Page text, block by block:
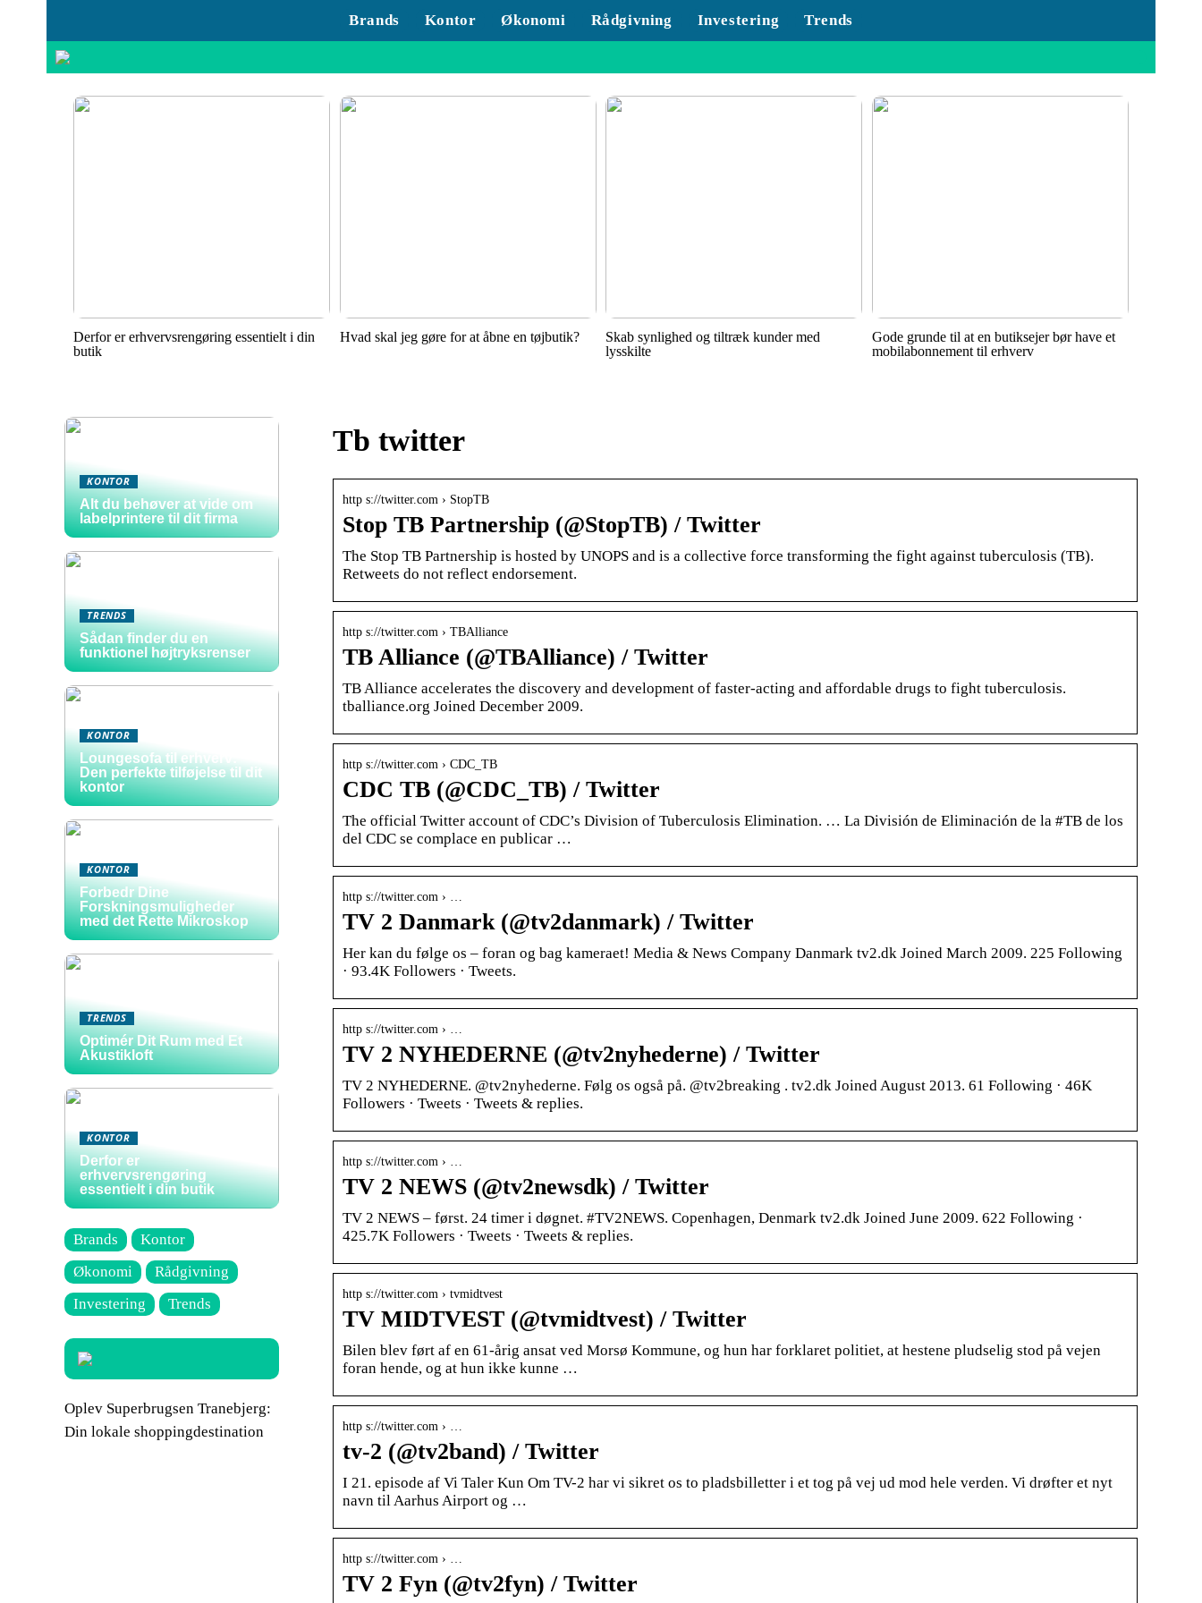
Brands Kontor Økonomi Rådgivning Investering Trends
Derfor er erhvervsrengøring essentielt i din
butik
Hvad skal jeg gøre for at åbne en tøjbutik?
Skab synlighed og tiltræk kunder med
lysskilte
Gode grunde til at en butiksejer bør have et
mobilabonnement til erhverv
Tb twitter
http s://twitter.com › StopTB
Stop TB Partnership (@StopTB) / Twitter
The Stop TB Partnership is hosted by UNOPS and is a collective force transforming the fight against tuberculosis (TB).
Retweets do not reflect endorsement.
http s://twitter.com › TBAlliance
TB Alliance (@TBAlliance) / Twitter
TB Alliance accelerates the discovery and development of faster-acting and affordable drugs to fight tuberculosis.
tballiance.org Joined December 2009.
http s://twitter.com › CDC_TB
CDC TB (@CDC_TB) / Twitter
The official Twitter account of CDC’s Division of Tuberculosis Elimination. … La División de Eliminación de la #TB de los
del CDC se complace en publicar …
http s://twitter.com › …
TV 2 Danmark (@tv2danmark) / Twitter
Her kan du følge os – foran og bag kameraet! Media & News Company Danmark tv2.dk Joined March 2009. 225 Following
· 93.4K Followers · Tweets.
http s://twitter.com › …
TV 2 NYHEDERNE (@tv2nyhederne) / Twitter
TV 2 NYHEDERNE. @tv2nyhederne. Følg os også på. @tv2breaking . tv2.dk Joined August 2013. 61 Following · 46K
Followers · Tweets · Tweets & replies.
http s://twitter.com › …
TV 2 NEWS (@tv2newsdk) / Twitter
TV 2 NEWS – først. 24 timer i døgnet. #TV2NEWS. Copenhagen, Denmark tv2.dk Joined June 2009. 622 Following ·
425.7K Followers · Tweets · Tweets & replies.
http s://twitter.com › tvmidtvest
TV MIDTVEST (@tvmidtvest) / Twitter
Bilen blev ført af en 61-årig ansat ved Morsø Kommune, og hun har forklaret politiet, at hestene pludselig stod på vejen
foran hende, og at hun ikke kunne …
http s://twitter.com › …
tv-2 (@tv2band) / Twitter
I 21. episode af Vi Taler Kun Om TV-2 har vi sikret os to pladsbilletter i et tog på vej ud mod hele verden. Vi drøfter et nyt
navn til Aarhus Airport og …
http s://twitter.com › …
TV 2 Fyn (@tv2fyn) / Twitter
KONTOR
Alt du behøver at vide om
labelprintere til dit firma
TRENDS
Sådan finder du en
funktionel højtryksrenser
KONTOR
Loungesofa til erhverv:
Den perfekte tilføjelse til dit
kontor
KONTOR
Forbedr Dine
Forskningsmuligheder
med det Rette Mikroskop
TRENDS
Optimér Dit Rum med Et
Akustikloft
KONTOR
Derfor er
erhvervsrengøring
essentielt i din butik
Brands
Kontor
Økonomi
Rådgivning
Investering
Trends
Oplev Superbrugsen Tranebjerg:
Din lokale shoppingdestination